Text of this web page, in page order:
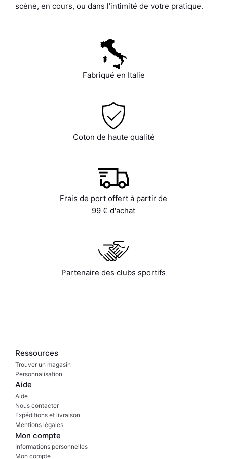
scène, en cours, ou dans l’intimité de votre pratique.
Fabriqué en Italie
Coton de haute qualité
Frais de port offert à partir de
99 € d'achat
Partenaire des clubs sportifs
Ressources
Trouver un magasin
Personnalisation
Aide
Aide
Nous contacter
Expéditions et livraison
Mentions légales
Mon compte
Informations personnelles
Mon compte